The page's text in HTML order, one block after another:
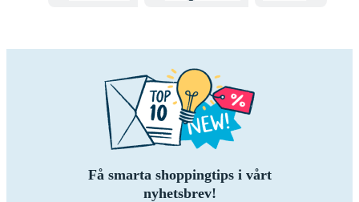
Få smarta shoppingtips i vårt
nyhetsbrev!